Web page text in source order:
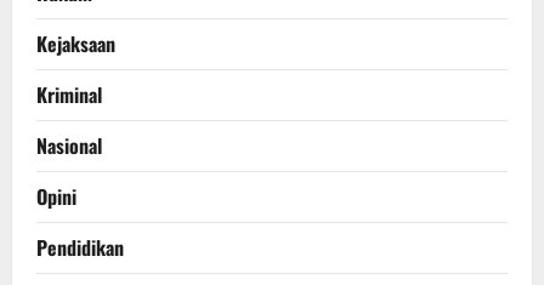
Kejaksaan
Kriminal
Nasional
Opini
Pendidikan